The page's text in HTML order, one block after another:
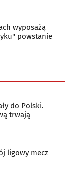
wyposażą
powstanie
do Polski.
trwają
ligowy mecz